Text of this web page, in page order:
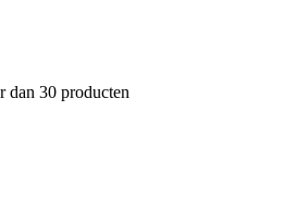
dan 30 producten